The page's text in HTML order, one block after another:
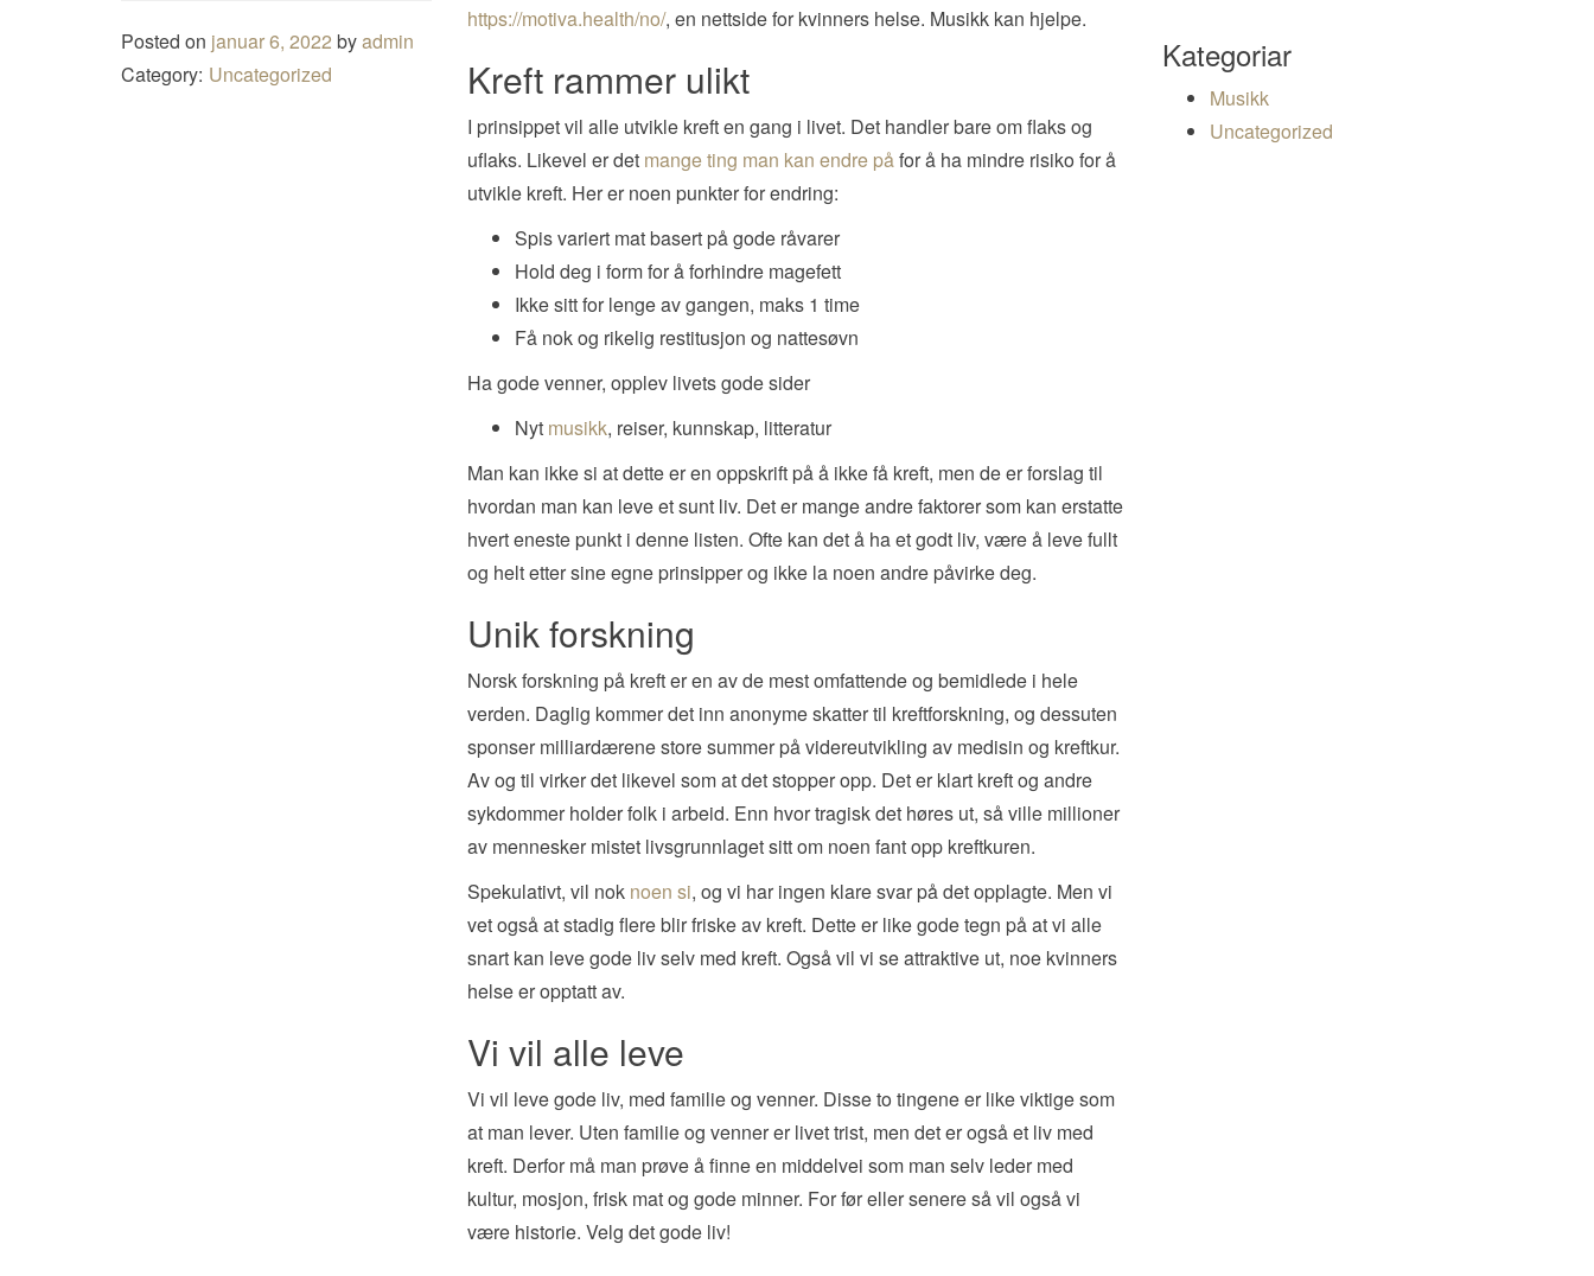
Posted on januar 6, 2022 byadmin
Category: Uncategorized
https://motiva.health/no/, en nettside for kvinners helse. Musikk kan hjelpe.
Kreft rammer ulikt
I prinsippet vil alle utvikle kreft en gang i livet. Det handler bare om flaks og
uflaks. Likevel er det mange ting man kan endre påfor å ha mindre risiko for å
utvikle kreft. Her er noen punkter for endring:
Spis variert mat basert på gode råvarer
Hold deg i form for å forhindre magefett
Ikke sitt for lenge av gangen, maks 1 time
Få nok og rikelig restitusjon og nattesøvn
Ha gode venner, opplev livets gode sider
Nyt musikk, reiser, kunnskap, litteratur
Man kan ikke si at dette er en oppskrift på å ikke få kreft, men de er forslag til
hvordan man kan leve et sunt liv. Det er mange andre faktorer som kan erstatte
hvert eneste punkt i denne listen. Ofte kan det å ha et godt liv, være å leve fullt
og helt etter sine egne prinsipper og ikke la noen andre påvirke deg.
Unik forskning
Norsk forskning på kreft er en av de mest omfattende og bemidlede i hele
verden. Daglig kommer det inn anonyme skatter til kreftforskning, og dessuten
sponser milliardærene store summer på videreutvikling av medisin og kreftkur.
Av og til virker det likevel som at det stopper opp. Det er klart kreft og andre
sykdommer holder folk i arbeid. Enn hvor tragisk det høres ut, så ville millioner
av mennesker mistet livsgrunnlaget sitt om noen fant opp kreftkuren.
Spekulativt, vil nok noen si, og vi har ingen klare svar på det opplagte. Men vi
vet også at stadig flere blir friske av kreft. Dette er like gode tegn på at vi alle
snart kan leve gode liv selv med kreft. Også vil vi se attraktive ut, noe kvinners
helse er opptatt av.
Vi vil alle leve
Vi vil leve gode liv, med familie og venner. Disse to tingene er like viktige som
at man lever. Uten familie og venner er livet trist, men det er også et liv med
kreft. Derfor må man prøve å finne en middelvei som man selv leder med
kultur, mosjon, frisk mat og gode minner. For før eller senere så vil også vi
være historie. Velg det gode liv!
Kategoriar
Musikk
Uncategorized